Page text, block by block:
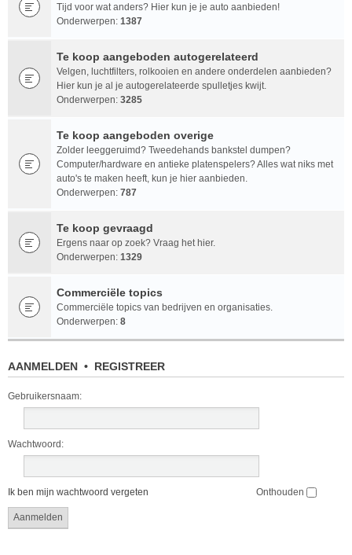
Tijd voor wat anders? Hier kun je je auto aanbieden!
Onderwerpen: 1387
Te koop aangeboden autogerelateerd
Velgen, luchtfilters, rolkooien en andere onderdelen aanbieden?
Hier kun je al je autogerelateerde spulletjes kwijt.
Onderwerpen: 3285
Te koop aangeboden overige
Zolder leeggeruimd? Tweedehands bankstel dumpen?
Computer/hardware en antieke platenspelers? Alles wat niks met
auto's te maken heeft, kun je hier aanbieden.
Onderwerpen: 787
Te koop gevraagd
Ergens naar op zoek? Vraag het hier.
Onderwerpen: 1329
Commerciële topics
Commerciële topics van bedrijven en organisaties.
Onderwerpen: 8
AANMELDEN • REGISTREER
Gebruikersnaam:
Wachtwoord:
Ik ben mijn wachtwoord vergeten Onthouden